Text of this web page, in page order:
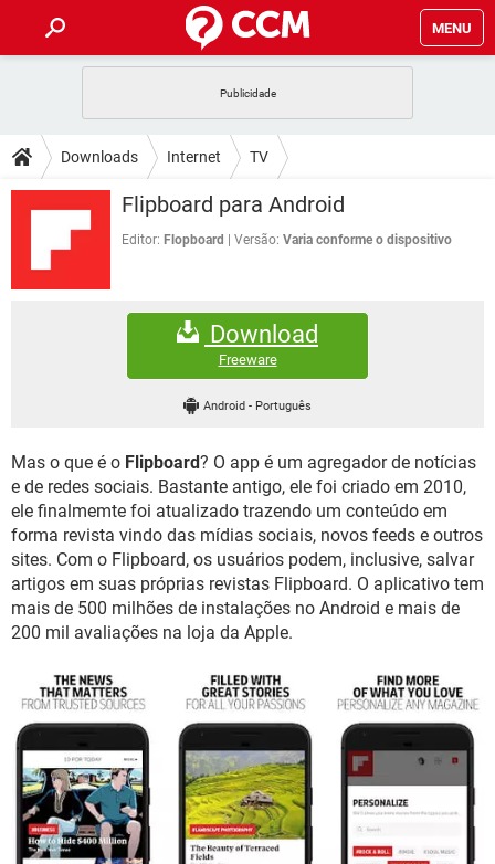
MENU
CELULAR FACEBOOK
EXCEL
GMAIL
DICAS
JOGOS WHATSAPP
WHATSAPP
EXCEL
GMAIL
FÓRUM
FACEBOOK
EXCEL
GMAIL
WHATSAPP
INSTAGRAM GMAIL
GUIA DE COMPRAS
Downloads Internet TV
Flipboar‪d para Android
Editor: Flopboard Versão: Varia conforme o dispositivo
Download
Freeware
Android - Português
Mas o que é o Flipboar‪d? O app é um agregador de notícias
e de redes sociais. Bastante antigo, ele foi criado em 2010,
ele finalmemte foi atualizado trazendo um conteúdo em
forma revista vindo das mídias sociais, novos feeds e outros
sites. Com o Flipboard, os usuários podem, inclusive, salvar
artigos em suas próprias revistas Flipboard. O aplicativo tem
mais de 500 milhões de instalações no Android e mais de
200 mil avaliações na loja da Apple.